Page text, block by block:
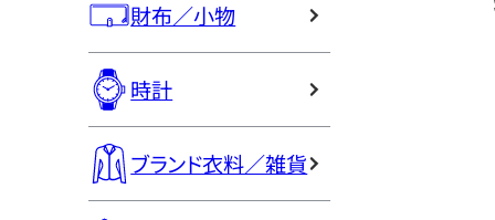
財布／小物
時計
ブランド衣料／雑貨